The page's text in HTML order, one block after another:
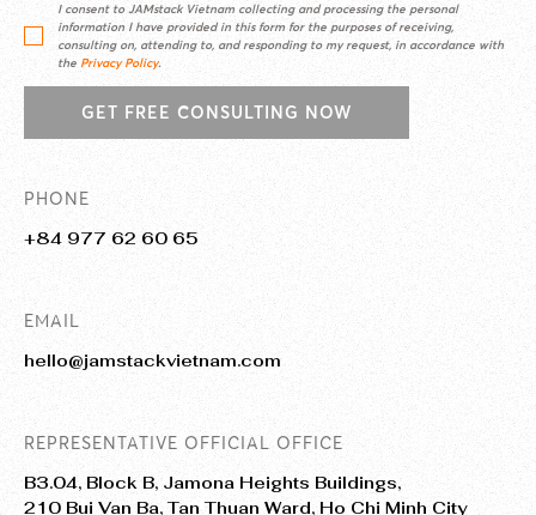
I consent to JAMstack Vietnam collecting and processing the personal
information I have provided in this form for the purposes of receiving,
consulting on, attending to, and responding to my request, in accordance with
the Privacy Policy.
GET FREE CONSULTING NOW
PHONE
+84 977 62 60 65
EMAIL
hello@jamstackvietnam.com
REPRESENTATIVE OFFICIAL OFFICE
B3.04, Block B, Jamona Heights Buildings,
210 Bui Van Ba, Tan Thuan Ward, Ho Chi Minh City